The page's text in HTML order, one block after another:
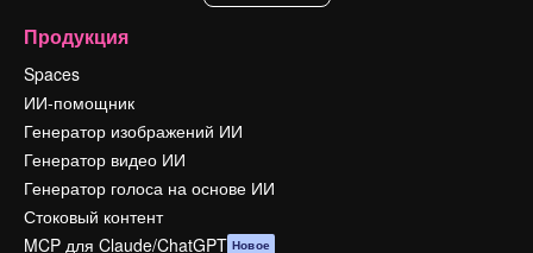
Продукция
Spaces
ИИ-помощник
Генератор изображений ИИ
Генератор видео ИИ
Генератор голоса на основе ИИ
Стоковый контент
MCP для Claude/ChatGPT Новое